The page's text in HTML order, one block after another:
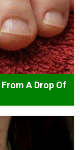
A Drop Of